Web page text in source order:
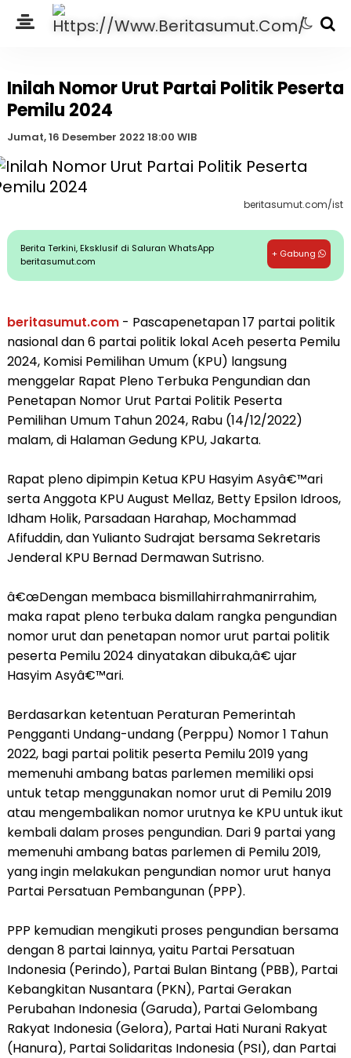
Inilah Nomor Urut Partai Politik Peserta
Pemilu 2024
Jumat, 16 Desember 2022 18:00 WIB
beritasumut.com/ist
Berita Terkini, Eksklusif di Saluran WhatsApp
beritasumut.com
+ Gabung
beritasumut.com- Pascapenetapan 17 partai politik
nasional dan 6 partai politik lokal Aceh peserta Pemilu
2024, Komisi Pemilihan Umum (KPU) langsung
menggelar Rapat Pleno Terbuka Pengundian dan
Penetapan Nomor Urut Partai Politik Peserta
Pemilihan Umum Tahun 2024, Rabu (14/12/2022)
malam, di Halaman Gedung KPU, Jakarta.
Rapat pleno dipimpin Ketua KPU Hasyim Asyâ€™ari
serta Anggota KPU August Mellaz, Betty Epsilon Idroos,
Idham Holik, Parsadaan Harahap, Mochammad
Afifuddin, dan Yulianto Sudrajat bersama Sekretaris
Jenderal KPU Bernad Dermawan Sutrisno.
â€œDengan membaca bismillahirrahmanirrahim,
maka rapat pleno terbuka dalam rangka pengundian
nomor urut dan penetapan nomor urut partai politik
peserta Pemilu 2024 dinyatakan dibuka,â€ ujar
Hasyim Asyâ€™ari.
Berdasarkan ketentuan Peraturan Pemerintah
Pengganti Undang-undang (Perppu) Nomor 1 Tahun
2022, bagi partai politik peserta Pemilu 2019 yang
memenuhi ambang batas parlemen memiliki opsi
untuk tetap menggunakan nomor urut di Pemilu 2019
atau mengembalikan nomor urutnya ke KPU untuk ikut
kembali dalam proses pengundian. Dari 9 partai yang
memenuhi ambang batas parlemen di Pemilu 2019,
yang ingin melakukan pengundian nomor urut hanya
Partai Persatuan Pembangunan (PPP).
PPP kemudian mengikuti proses pengundian bersama
dengan 8 partai lainnya, yaitu Partai Persatuan
Indonesia (Perindo), Partai Bulan Bintang (PBB), Partai
Kebangkitan Nusantara (PKN), Partai Gerakan
Perubahan Indonesia (Garuda), Partai Gelombang
Rakyat Indonesia (Gelora), Partai Hati Nurani Rakyat
(Hanura), Partai Solidaritas Indonesia (PSI), dan Partai